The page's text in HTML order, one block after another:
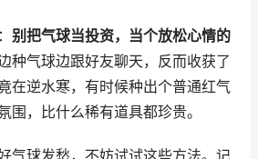
别把气球当投资，当个放松心情的
种气球边跟好友聊天，反而收获了
在逆水寒，有时候种出个普通红气
围，比什么稀有道具都珍贵。